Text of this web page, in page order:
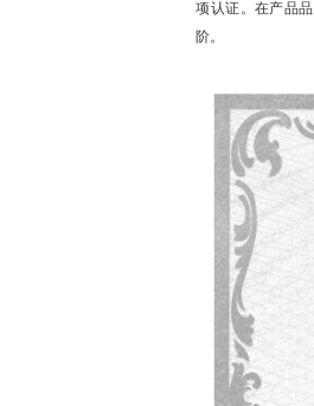
项认证。在产品
阶。